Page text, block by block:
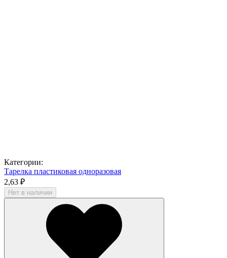
Категории:
Тарелка пластиковая одноразовая
2,63 ₽
Нет в наличии